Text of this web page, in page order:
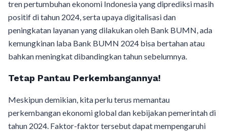
tren pertumbuhan ekonomi Indonesia yang diprediksi masih
positif di tahun 2024, serta upaya digitalisasi dan
peningkatan layanan yang dilakukan oleh Bank BUMN, ada
kemungkinan laba Bank BUMN 2024 bisa bertahan atau
bahkan meningkat dibandingkan tahun sebelumnya.
Tetap Pantau Perkembangannya!
Meskipun demikian, kita perlu terus memantau
perkembangan ekonomi global dan kebijakan pemerintah di
tahun 2024. Faktor-faktor tersebut dapat mempengaruhi